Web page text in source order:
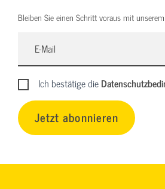
Bleiben Sie einen Schritt voraus mit
Ich bestätige die
Jetzt abonnieren